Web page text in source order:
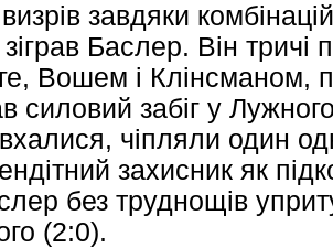
завдяки
Баслер. Він тричі
Вошем і Клінсманом,
силовий забіг у
чіпляли один
захисник як
без труднощів
(2:0).